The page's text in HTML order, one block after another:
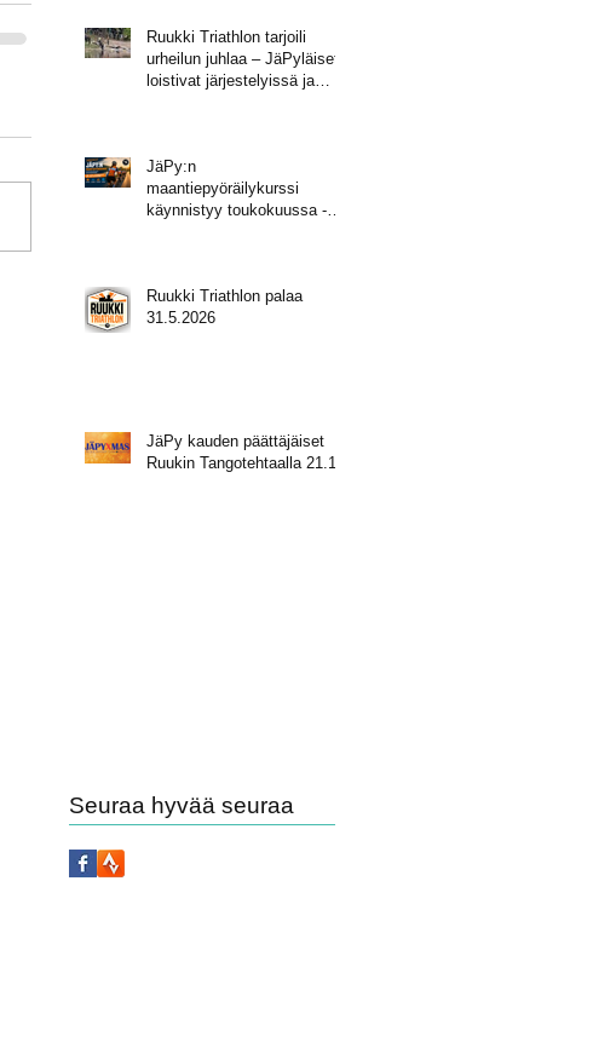
Ruukki Triathlon tarjoili
urheilun juhlaa – JäPyläiset
loistivat järjestelyissä ja
JäPy:n
maantiepyöräilykurssi
käynnistyy toukokuussa -
Ruukki Triathlon palaa
31.5.2026
JäPy kauden päättäjäiset
Ruukin Tangotehtaalla 21.11.
Seuraa hyvää seuraa